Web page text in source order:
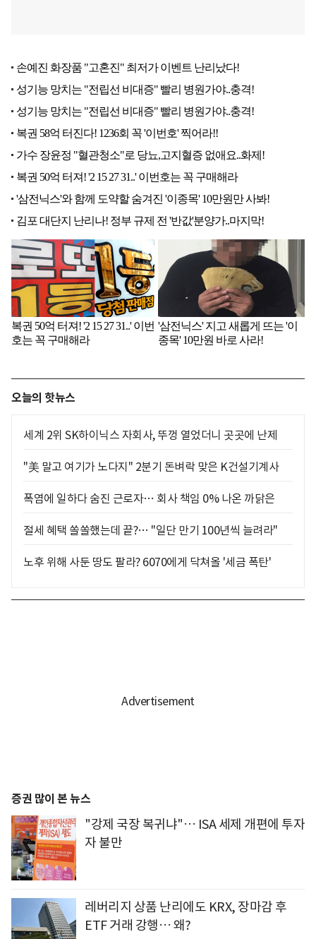
오늘의 핫뉴스
세계 2위 SK하이닉스 자회사, 뚜껑 열었더니 곳곳에 난제
"美 말고 여기가 노다지" 2분기 돈벼락 맞은 K건설기계사
폭염에 일하다 숨진 근로자… 회사 책임 0% 나온 까닭은
절세 혜택 쏠쏠했는데 끝?… "일단 만기 100년씩 늘려라"
노후 위해 사둔 땅도 팔라? 6070에게 닥쳐올 '세금 폭탄'
증권 많이 본 뉴스
"강제 국장 복귀냐"… ISA 세제 개편에 투자
자 불만
레버리지 상품 난리에도 KRX, 장마감 후
ETF 거래 강행… 왜?